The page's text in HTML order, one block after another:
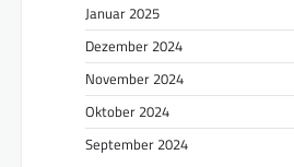
Januar 2025
Dezember 2024
November 2024
Oktober 2024
September 2024